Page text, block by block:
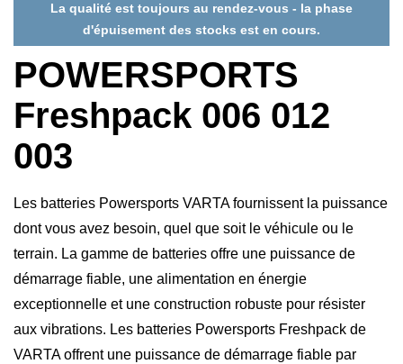
La qualité est toujours au rendez-vous - la phase
d'épuisement des stocks est en cours.
POWERSPORTS
Freshpack 006 012
003
Les batteries Powersports VARTA fournissent la puissance
dont vous avez besoin, quel que soit le véhicule ou le
terrain. La gamme de batteries offre une puissance de
démarrage fiable, une alimentation en énergie
exceptionnelle et une construction robuste pour résister
aux vibrations. Les batteries Powersports Freshpack de
VARTA offrent une puissance de démarrage fiable par